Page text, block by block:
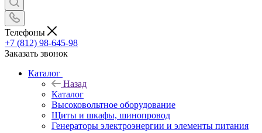
Телефоны
+7 (812) 98-645-98
Заказать звонок
Каталог
Назад
Каталог
Высоковольтное оборудование
Щиты и шкафы, шинопровод
Генераторы электроэнергии и элементы питания